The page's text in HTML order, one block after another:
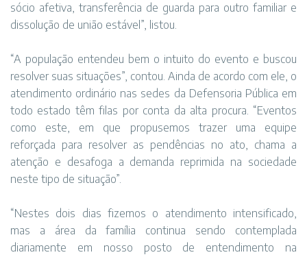
sócio afetiva, transferência de guarda para outro familiar e
dissolução de união estável”, listou.
“A população entendeu bem o intuito do evento e buscou
resolver suas situações”, contou. Ainda de acordo com ele, o
atendimento ordinário nas sedes da Defensoria Pública em
todo estado têm filas por conta da alta procura. “Eventos
como este, em que propusemos trazer uma equipe
reforçada para resolver as pendências no ato, chama a
atenção e desafoga a demanda reprimida na sociedade
neste tipo de situação”.
“Nestes dois dias fizemos o atendimento intensificado,
mas a área da família continua sendo contemplada
diariamente em nosso posto de entendimento na